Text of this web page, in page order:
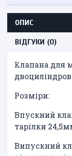
ОПИС
ВІДГУКИ (0)
Клапана для
Розміри:
Впускний
тарілки
Випускний